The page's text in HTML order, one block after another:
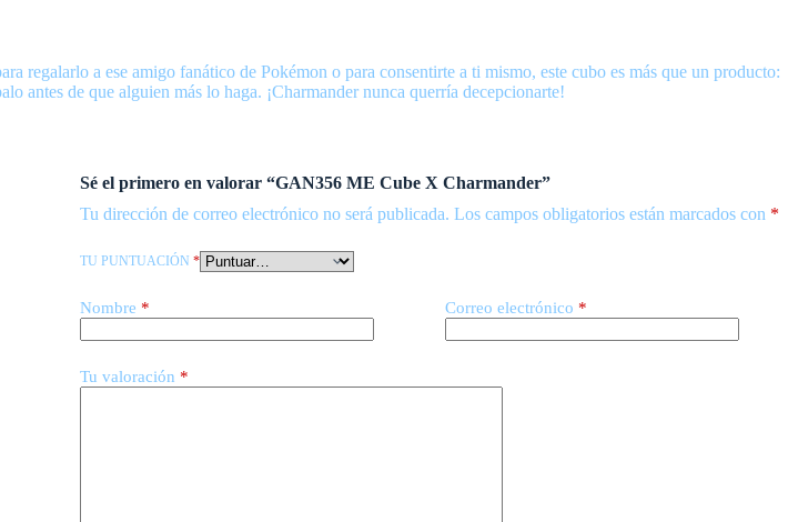
regalarlo a ese amigo fanático de Pokémon o para consentirte a ti mismo, este cubo es más que un producto:
antes de que alguien más lo haga. ¡Charmander nunca querría decepcionarte!
Sé el primero en valorar “GAN356 ME Cube X Charmander”
Tu dirección de correo electrónico no será publicada. Los campos obligatorios están marcados con *
TU PUNTUACIÓN *
Nombre * Correo electrónico *
Tu valoración *